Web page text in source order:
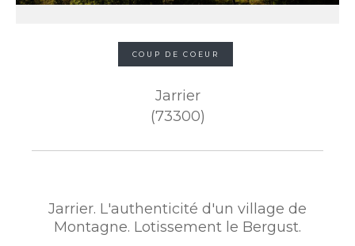
COUP DE COEUR
Jarrier
(73300)
Jarrier. L'authenticité d'un village de
Montagne. Lotissement le Bergust.